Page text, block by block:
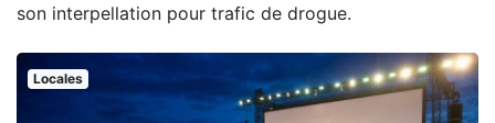
son interpellation pour trafic de drogue.
Locales